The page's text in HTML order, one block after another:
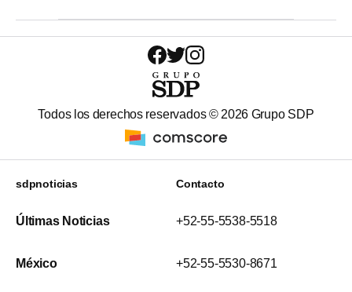
Todos los derechos reservados © 2026 Grupo SDP
sdpnoticias
Últimas Noticias
México
Contacto
+52-55-5538-5518
+52-55-5530-8671